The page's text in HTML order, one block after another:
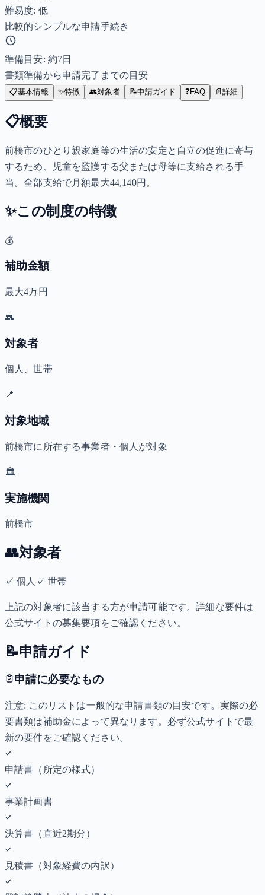
難易度: 低
比較的シンプルな申請手続き
準備目安: 約7日
書類準備から申請完了までの目安
📋基本情報 ✨特徴 👥対象者 📝申請ガイド ❓FAQ 📄 詳細
📋概要
前橋市のひとり親家庭等の生活の安定と自立の促進に寄与
するため、児童を監護する父または母等に支給される手
当。全部支給で月額最大44,140円。
✨この制度の特徴
💰
補助金額
最大4万円
👥
対象者
個人、世帯
📍
対象地域
前橋市に所在する事業者・個人が対象
🏛️
実施機関
前橋市
👥対象者
✓個人 ✓ 世帯
上記の対象者に該当する方が申請可能です。詳細な要件は
公式サイトの募集要項をご確認ください。
📝申請ガイド
申請に必要なもの
注意: このリストは一般的な申請書類の目安です。実際の必
要書類は補助金によって異なります。必ず公式サイトで最
新の要件をご確認ください。
申請書（所定の様式）
事業計画書
決算書（直近2期分）
見積書（対象経費の内訳）